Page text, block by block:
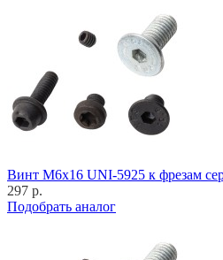
Винт M6x16 UNI-5925 к фрезам
297 р.
Подобрать аналог